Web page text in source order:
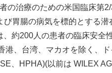
の治療のための米国臨床第
胃腸の病気を標的とする
約200人の患者の臨床安全
、台湾、マカオを除く、
、HPHA)(以前は WILEX